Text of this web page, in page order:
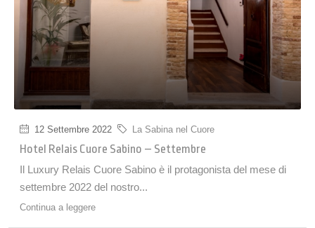
12 Settembre 2022 La Sabina nel Cuore
Hotel Relais Cuore Sabino – Settembre
Il Luxury Relais Cuore Sabino è il protagonista del mese di
settembre 2022 del nostro...
Continua a leggere